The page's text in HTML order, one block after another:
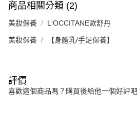
商品相關分類 (2)
美妝保養 L'OCCITANE歐舒丹
美妝保養 【身體乳/手足保養】
評價
喜歡這個商品嗎？購買後給他一個好評吧